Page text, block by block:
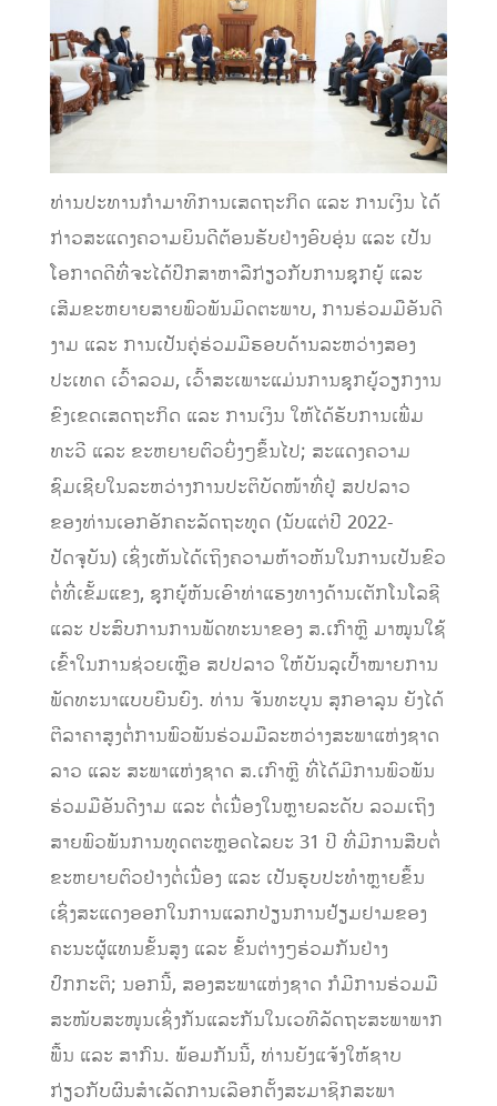
ທ່ານປະທານກຳມາທິການເສດຖະກິດ ແລະ ການເງິນ ໄດ້
ກ່າວສະແດງຄວາມຍິນດີຕ້ອນຮັບຢ່າງອົບອຸ່ນ ແລະ ເປັນ
ໂອກາດດີທີ່ຈະໄດ້ປຶກສາຫາລືກ່ຽວກັບການຊຸກຍູ້ ແລະ
ເສີມຂະຫຍາຍສາຍພົວພັນມິດຕະພາບ, ການຮ່ວມມືອັນດີ
ງາມ ແລະ ການເປັນຄູ່ຮ່ວມມືຮອບດ້ານລະຫວ່າງສອງ
ປະເທດ ເວົ້າລວມ, ເວົ້າສະເພາະແມ່ນການຊຸກຍູ້ວຽກງານ
ຂົງເຂດເສດຖະກິດ ແລະ ການເງິນ ໃຫ້ໄດ້ຮັບການເພີ່ມ
ທະວີ ແລະ ຂະຫຍາຍຕົວຍິ່ງໆຂຶ້ນໄປ; ສະແດງຄວາມ
ຊົມເຊີຍໃນລະຫວ່າງການປະຕິບັດໜ້າທີ່ຢູ່ ສປປລາວ
ຂອງທ່ານເອກອັກຄະລັດຖະທູດ (ນັບແຕ່ປີ 2022-
ປັດຈຸບັນ) ເຊິ່ງເຫັນໄດ້ເຖິງຄວາມຫ້າວຫັນໃນການເປັນຂົວ
ຕໍ່ທີ່ເຂັ້ມແຂງ, ຊຸກຍູ້ຫັນເອົາທ່າແຮງທາງດ້ານເຕັກໂນໂລຊີ
ແລະ ປະສົບການການພັດທະນາຂອງ ສ.ເກົາຫຼີ ມາໝູນໃຊ້
ເຂົ້າໃນການຊ່ວຍເຫຼືອ ສປປລາວ ໃຫ້ບັນລຸເປົ້າໝາຍການ
ພັດທະນາແບບຍືນຍົງ. ທ່ານ ຈັນທະບູນ ສຸກອາລຸນ ຍັງໄດ້
ຕີລາຄາສູງຕໍ່ການພົວພັນຮ່ວມມືລະຫວ່າງສະພາແຫ່ງຊາດ
ລາວ ແລະ ສະພາແຫ່ງຊາດ ສ.ເກົາຫຼີ ທີ່ໄດ້ມີການພົວພັນ
ຮ່ວມມືອັນດີງາມ ແລະ ຕໍ່ເນື່ອງໃນຫຼາຍລະດັບ ລວມເຖິງ
ສາຍພົວພັນການທູດຕະຫຼອດໄລຍະ 31 ປີ ທີ່ມີການສືບຕໍ່
ຂະຫຍາຍຕົວຢ່າງຕໍ່ເນື່ອງ ແລະ ເປັນຮູບປະທຳຫຼາຍຂຶ້ນ
ເຊິ່ງສະແດງອອກໃນການແລກປ່ຽນການຢ້ຽມຢາມຂອງ
ຄະນະຜູ້ແທນຂັ້ນສູງ ແລະ ຂັ້ນຕ່າງໆຮ່ວມກັນຢ່າງ
ປົກກະຕິ; ນອກນີ້, ສອງສະພາແຫ່ງຊາດ ກໍມີການຮ່ວມມື
ສະໜັບສະໜູນເຊິ່ງກັນແລະກັນໃນເວທີລັດຖະສະພາພາກ
ພື້ນ ແລະ ສາກົນ. ພ້ອມກັນນີ້, ທ່ານຍັງແຈ້ງໃຫ້ຊາບ
ກ່ຽວກັບຜົນສໍາເລັດການເລືອກຕັ້ງສະມາຊິກສະພາ